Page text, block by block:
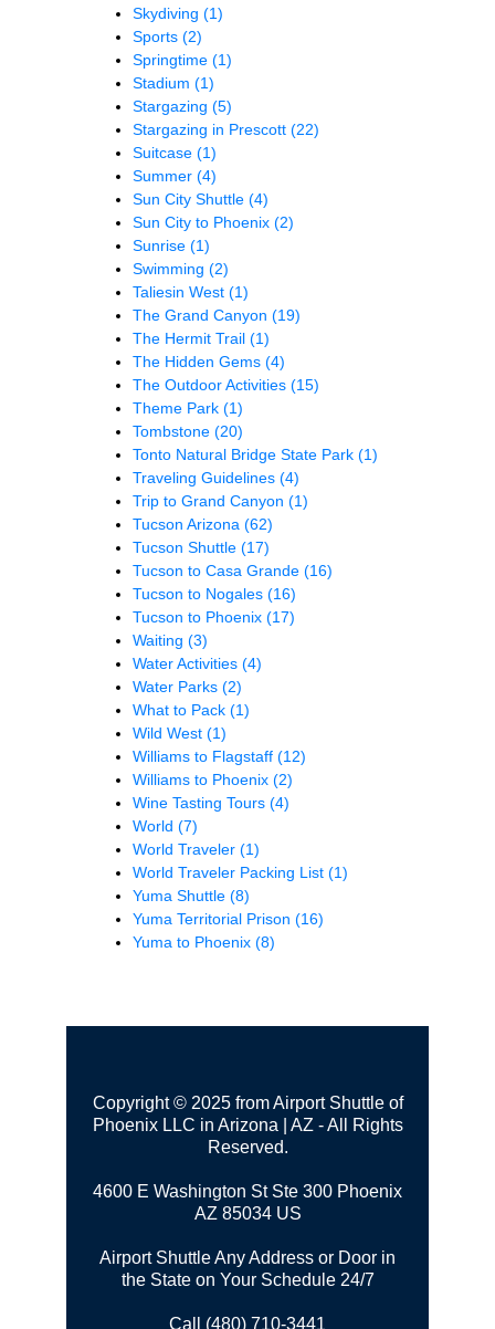
Skydiving (1)
Sports (2)
Springtime (1)
Stadium (1)
Stargazing (5)
Stargazing in Prescott (22)
Suitcase (1)
Summer (4)
Sun City Shuttle (4)
Sun City to Phoenix (2)
Sunrise (1)
Swimming (2)
Taliesin West (1)
The Grand Canyon (19)
The Hermit Trail (1)
The Hidden Gems (4)
The Outdoor Activities (15)
Theme Park (1)
Tombstone (20)
Tonto Natural Bridge State Park (1)
Traveling Guidelines (4)
Trip to Grand Canyon (1)
Tucson Arizona (62)
Tucson Shuttle (17)
Tucson to Casa Grande (16)
Tucson to Nogales (16)
Tucson to Phoenix (17)
Waiting (3)
Water Activities (4)
Water Parks (2)
What to Pack (1)
Wild West (1)
Williams to Flagstaff (12)
Williams to Phoenix (2)
Wine Tasting Tours (4)
World (7)
World Traveler (1)
World Traveler Packing List (1)
Yuma Shuttle (8)
Yuma Territorial Prison (16)
Yuma to Phoenix (8)
Copyright © 2025 from Airport Shuttle of
Phoenix LLC in Arizona | AZ - All Rights
Reserved.
4600 E Washington St Ste 300 Phoenix
AZ 85034 US
Airport Shuttle Any Address or Door in
the State on Your Schedule 24/7
Call (480) 710-3441